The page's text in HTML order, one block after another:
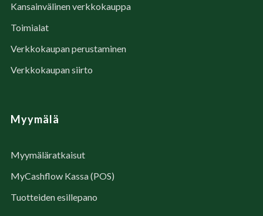
Kansainvälinen verkkokauppa
Toimialat
Verkkokaupan perustaminen
Verkkokaupan siirto
Myymälä
Myymäläratkaisut
MyCashflow Kassa (POS)
Tuotteiden esillepano